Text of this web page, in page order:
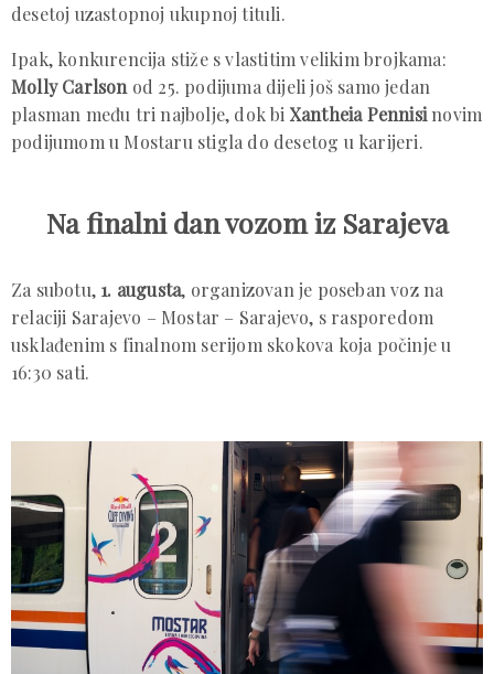
desetoj uzastopnoj ukupnoj tituli.
Ipak, konkurencija stiže s vlastitim velikim brojkama:
Molly Carlson od 25. podijuma dijeli još samo jedan
plasman među tri najbolje, dok bi Xantheia Pennisi novim
podijumom u Mostaru stigla do desetog u karijeri.
Na finalni dan vozom iz Sarajeva
Za subotu, 1. augusta, organizovan je poseban voz na
relaciji Sarajevo – Mostar – Sarajevo, s rasporedom
usklađenim s finalnom serijom skokova koja počinje u
16:30 sati.